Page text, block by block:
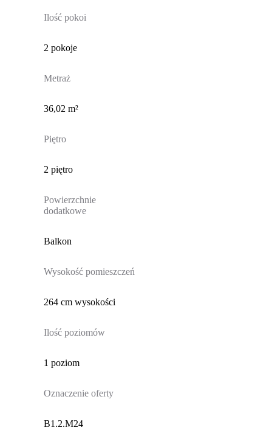
Ilość pokoi
2 pokoje
Metraż
36,02 m²
Piętro
2 piętro
Powierzchnie
dodatkowe
Balkon
Wysokość pomieszczeń
264 cm wysokości
Ilość poziomów
1 poziom
Oznaczenie oferty
B1.2.M24